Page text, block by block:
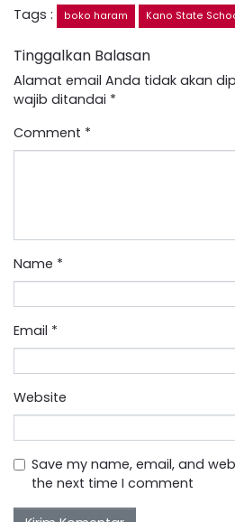
Tags : boko haram Kano State
Tinggalkan Balasan
Alamat email Anda tidak akan
wajib ditandai *
Comment *
Name *
Email *
Website
Save my name, email, and
the next time I comment